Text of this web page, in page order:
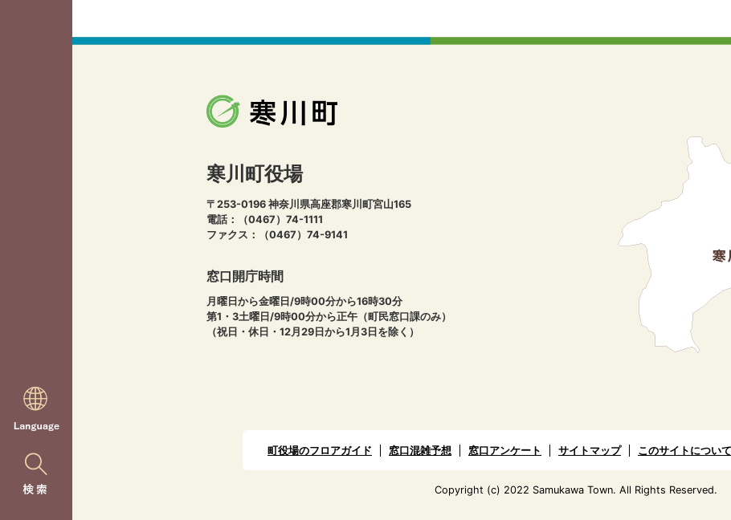
寒川町役場
〒253-0196 神奈川県高座郡寒川町宮山165
電話：（0467）74-1111
ファクス：（0467）74-9141
窓口開庁時間
月曜日から金曜日/9時00分から16時30分
第1・3土曜日/9時00分から正午（町民窓口課のみ）
（祝日・休日・12月29日から1月3日を除く）
町役場のフロアガイド 窓口混雑予想 窓口アンケート サイトマップ このサイトについて
Copyright (c) 2022 Samukawa Town. All Rights Reserved.